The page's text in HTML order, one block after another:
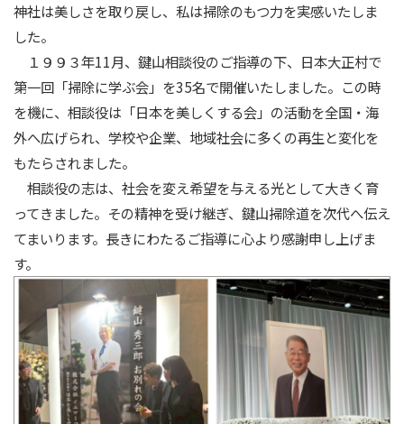
神社は美しさを取り戻し、私は掃除のもつ力を実感いたしま
した。
１９９３年11月、鍵山相談役のご指導の下、日本大正村で
第一回「掃除に学ぶ会」を35名で開催いたしました。この時
を機に、相談役は「日本を美しくする会」の活動を全国・海
外へ広げられ、学校や企業、地域社会に多くの再生と変化を
もたらされました。
相談役の志は、社会を変え希望を与える光として大きく育
ってきました。その精神を受け継ぎ、鍵山掃除道を次代へ伝え
てまいります。長きにわたるご指導に心より感謝申し上げま
す。